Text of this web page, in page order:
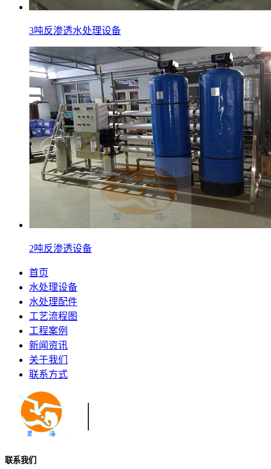
3吨反渗透水处理设备
2吨反渗透设备
首页
水处理设备
水处理配件
工艺流程图
工程案例
新闻资讯
关于我们
联系方式
联系我们